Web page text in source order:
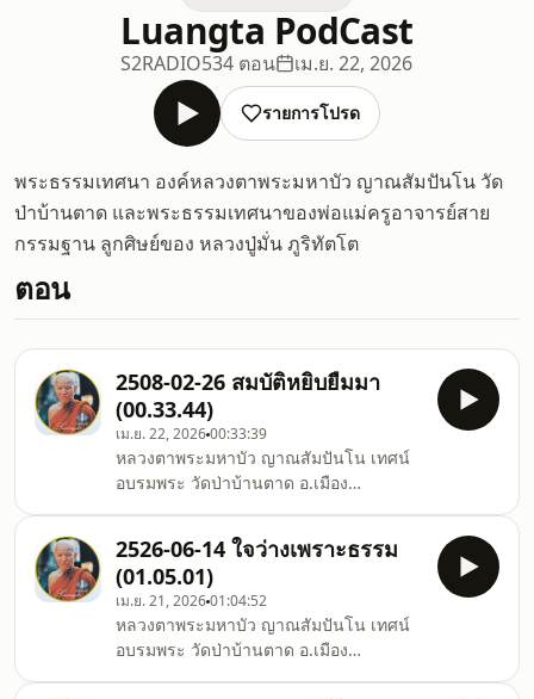
Luangta PodCast
S2RADIO534 ตอน เม.ย. 22, 2026
รายการโปรด
พระธรรมเทศนา องค์หลวงตาพระมหาบัว ญาณสัมปันโน วัด
ป่าบ้านตาด และพระธรรมเทศนาของพ่อแม่ครูอาจารย์สาย
กรรมฐาน ลูกศิษย์ของ หลวงปู่มั่น ภูริทัตโต
ตอน
2508-02-26 สมบัติหยิบยืมมา
(00.33.44)
เม.ย. 22, 202600:33:39
หลวงตาพระมหาบัว ญาณสัมปันโน เทศน์
อบรมพระ วัดป่าบ้านตาด อ.เมือง
2526-06-14 ใจว่างเพราะธรรม
(01.05.01)
เม.ย. 21, 202601:04:52
หลวงตาพระมหาบัว ญาณสัมปันโน เทศน์
อบรมพระ วัดป่าบ้านตาด อ.เมือง